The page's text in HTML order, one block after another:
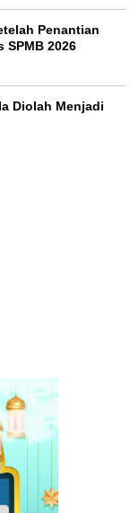
Penantian
SPMB 2026
Diolah Menjadi